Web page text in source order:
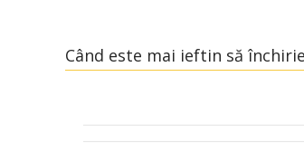
Când este mai ieftin să